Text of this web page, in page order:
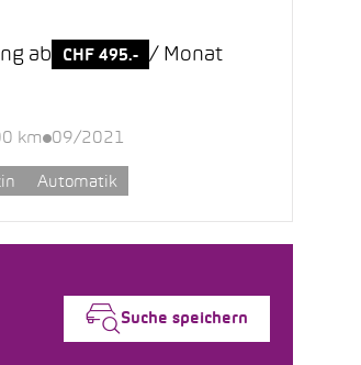
Suche speichern
ab CHF 495.- / Monat
km 09/2021
Automatik